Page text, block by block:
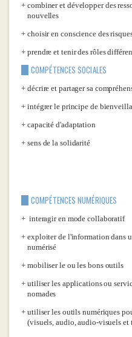
combiner et développer des
nouvelles
choisir en conscience des
prendre et tenir des rôles
COMPÉTENCES SOCIALES
décrire et partager sa
intégrer le principe de
capacité d'adaptation
sens de la solidarité
COMPÉTENCES NUMÉRIQUES
interagir en mode collaboratif
exploiter de l'information dans
numérisé
mobiliser le ou les bons outils
utiliser les applications ou
nomades
utiliser les outils numériques
(visuels, audio, audio-visuels et